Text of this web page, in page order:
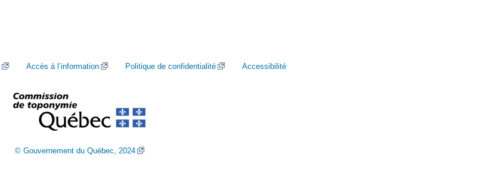
Accès à l’information Politique de confidentialité Accessibilité
© Gouvernement du Québec, 2024